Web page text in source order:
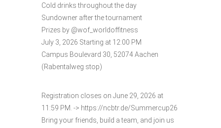
Cold drinks throughout the day
Sundowner after the tournament
Prizes by @wof_worldoffitness
July 3, 2026 Starting at 12:00 PM
Campus Boulevard 30, 52074 Aachen
(Rabentalweg stop)
Registration closes on June 29, 2026 at
11:59 PM. -> https://ncbtr.de/Summercup26
Bring your friends, build a team, and join us